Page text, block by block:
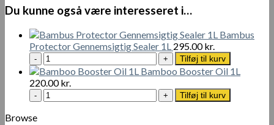
flere
Mulighederne
vælges
varesiden
Du kunne også være interesseret i…
Bambus
Protector Gennemsigtig Sealer 1L 295.00kr.
Bambus
Protector
Gennemsigtig
Sealer
1L
Tilføj til kurv
Bamboo Booster Oil 1L
220.00kr.
Bamboo
Booster
Tilføj til kurv
Browse